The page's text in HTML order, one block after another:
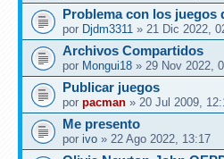
Problema con los juegos
por Djdm3311 » 21 Dic 2022,
Archivos Compartidos
por Mongui18 » 29 Nov 2022,
Publicar juegos
por pacman » 20 Jul 2009,
Me presento
por ivo » 22 Ago 2022, 13:17